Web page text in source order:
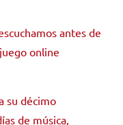
antes de
online
su décimo
de música,